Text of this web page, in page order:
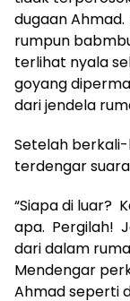
dugaan
rumpun
terlihat nyala
goyang
dari jendela
Setelah
terdengar
“Siapa di luar?
apa. Pergilah!
dari dalam
Mendengar
Ahmad seperti